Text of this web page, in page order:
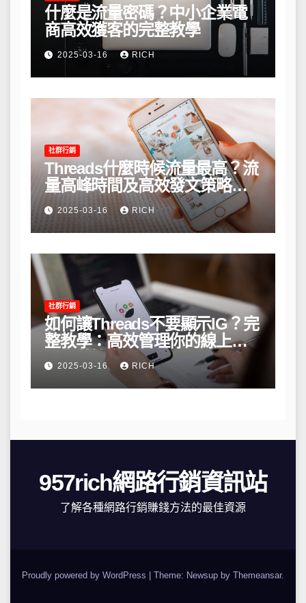
什麼是流量密碼？中小企業電
商高效獲客的完整教學
2025-03-16 RICH
社群行銷
Threads什麼時候流量最高？流
量高峰時間及高效發文策略攻
略2025-03-16 RICH
社群行銷
如何讓Threads不要顯示IG？完
整教學：高效管理你的線上隱
私與數據安全
2025-03-16 RICH
957rich網路行銷資訊站
了解各種網路行銷賺錢方法的最佳資源
Proudly powered by WordPress Theme: Newsup by Themeansar.